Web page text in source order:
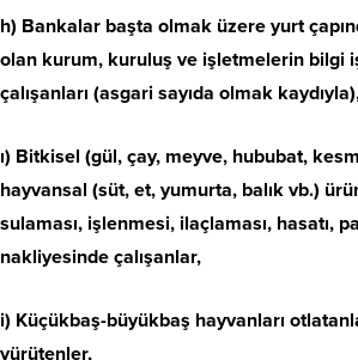
h) Bankalar başta olmak üzere yurt
olan kurum, kuruluş ve işletmelerin bilgi
çalışanları (asgari sayıda olmak
ı) Bitkisel (gül, çay, meyve, hububat,
hayvansal (süt, et, yumurta, balık vb.)
sulaması, işlenmesi, ilaçlaması, hasatı,
nakliyesinde çalışanlar,
i) Küçükbaş-büyükbaş hayvanları
yürütenler,